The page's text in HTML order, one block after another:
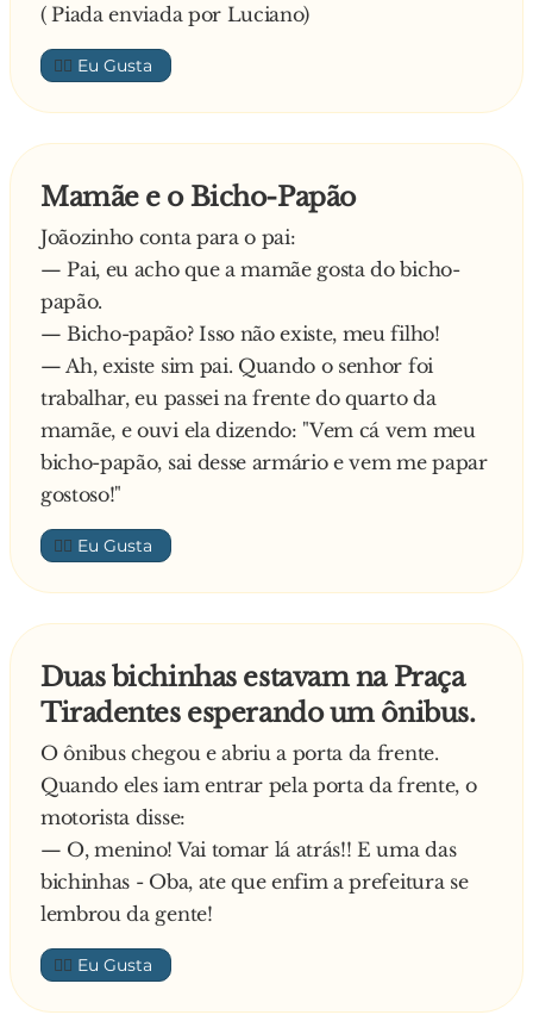
( Piada enviada por Luciano)
👍🏼
Mamãe e o Bicho-Papão
Joãozinho conta para o pai:
— Pai, eu acho que a mamãe gosta do bicho-
papão.
— Bicho-papão? Isso não existe, meu filho!
— Ah, existe sim pai. Quando o senhor foi
trabalhar, eu passei na frente do quarto da
mamãe, e ouvi ela dizendo: "Vem cá vem meu
bicho-papão, sai desse armário e vem me papar
gostoso!"
👍🏼
Duas bichinhas estavam na Praça
Tiradentes esperando um ônibus.
O ônibus chegou e abriu a porta da frente.
Quando eles iam entrar pela porta da frente, o
motorista disse:
— O, menino! Vai tomar lá atrás!! E uma das
bichinhas - Oba, ate que enfim a prefeitura se
lembrou da gente!
👍🏼